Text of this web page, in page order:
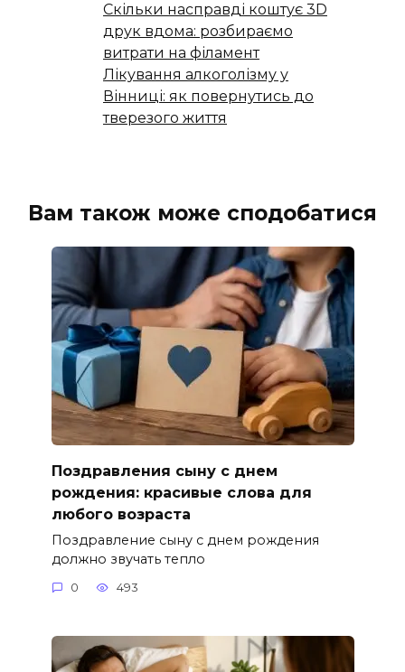
Скільки насправді коштує 3D
друк вдома: розбираємо
витрати на філамент
Лікування алкоголізму у
Вінниці: як повернутись до
тверезого життя
Вам також може сподобатися
Поздравления сыну с днем
рождения: красивые слова для
любого возраста
Поздравление сыну с днем рождения
должно звучать тепло
0 493